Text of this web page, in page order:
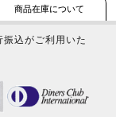
商品在庫について
込がご利用いた